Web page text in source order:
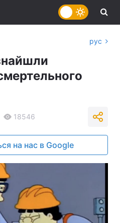
рус
18546
на нас в Google